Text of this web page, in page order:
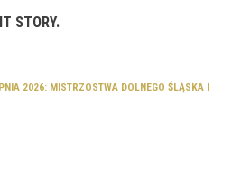
STORY.
2026: MISTRZOSTWA DOLNEGO ŚLĄSKA I